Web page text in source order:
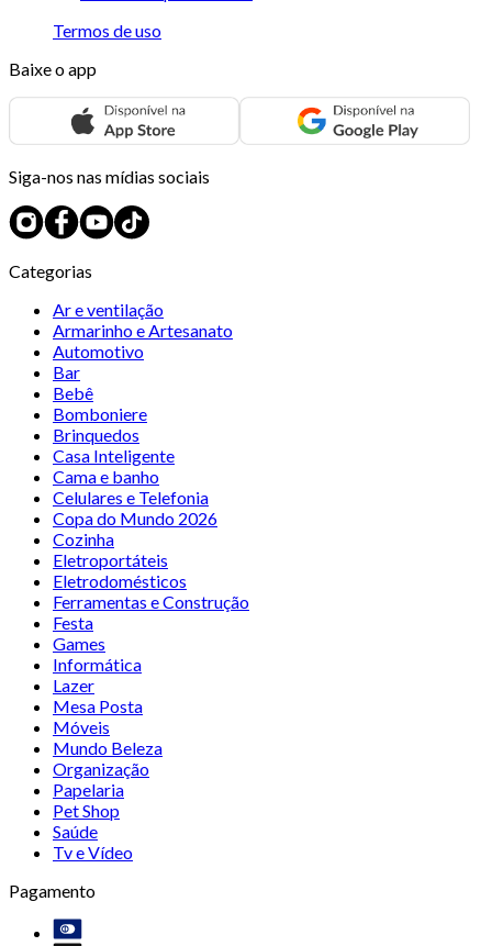
Termos de uso
Baixe o app
Siga-nos nas mídias sociais
Categorias
Ar e ventilação
Armarinho e Artesanato
Automotivo
Bar
Bebê
Bomboniere
Brinquedos
Casa Inteligente
Cama e banho
Celulares e Telefonia
Copa do Mundo 2026
Cozinha
Eletroportáteis
Eletrodomésticos
Ferramentas e Construção
Festa
Games
Informática
Lazer
Mesa Posta
Móveis
Mundo Beleza
Organização
Papelaria
Pet Shop
Saúde
Tv e Vídeo
Pagamento